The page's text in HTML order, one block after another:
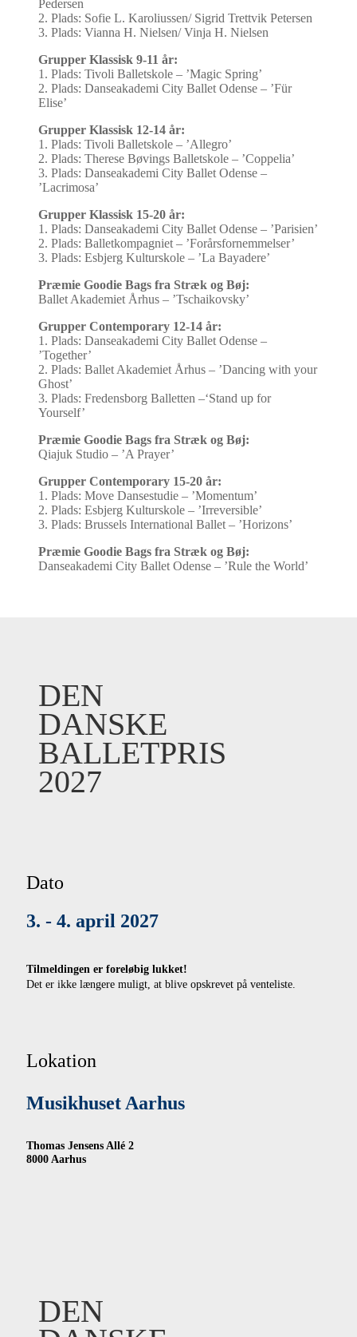
Pedersen
2. Plads: Sofie L. Karoliussen/ Sigrid Trettvik Petersen
3. Plads: Vianna H. Nielsen/ Vinja H. Nielsen
Grupper Klassisk 9-11 år:
1. Plads: Tivoli Balletskole – ’Magic Spring’
2. Plads: Danseakademi City Ballet Odense – ’Für
Elise’
Grupper Klassisk 12-14 år:
1. Plads: Tivoli Balletskole – ’Allegro’
2. Plads: Therese Bøvings Balletskole – ’Coppelia’
3. Plads: Danseakademi City Ballet Odense –
’Lacrimosa’
Grupper Klassisk 15-20 år:
1. Plads: Danseakademi City Ballet Odense – ’Parisien’
2. Plads: Balletkompagniet – ’Forårsfornemmelser’
3. Plads: Esbjerg Kulturskole – ’La Bayadere’
Præmie Goodie Bags fra Stræk og Bøj:
Ballet Akademiet Århus – ’Tschaikovsky’
Grupper Contemporary 12-14 år:
1. Plads: Danseakademi City Ballet Odense –
’Together’
2. Plads: Ballet Akademiet Århus – ’Dancing with your
Ghost’
3. Plads: Fredensborg Balletten –‘Stand up for
Yourself’
Præmie Goodie Bags fra Stræk og Bøj:
Qiajuk Studio – ’A Prayer’
Grupper Contemporary 15-20 år:
1. Plads: Move Dansestudie – ’Momentum’
2. Plads: Esbjerg Kulturskole – ’Irreversible’
3. Plads: Brussels International Ballet – ’Horizons’
Præmie Goodie Bags fra Stræk og Bøj:
Danseakademi City Ballet Odense – ’Rule the World’
DEN
DANSKE
BALLETPRIS
2027
Dato
3. - 4. april 2027
Tilmeldingen er foreløbig lukket!
Det er ikke længere muligt, at blive opskrevet på venteliste.
Lokation
Musikhuset Aarhus
Thomas Jensens Allé 2
8000 Aarhus
DEN